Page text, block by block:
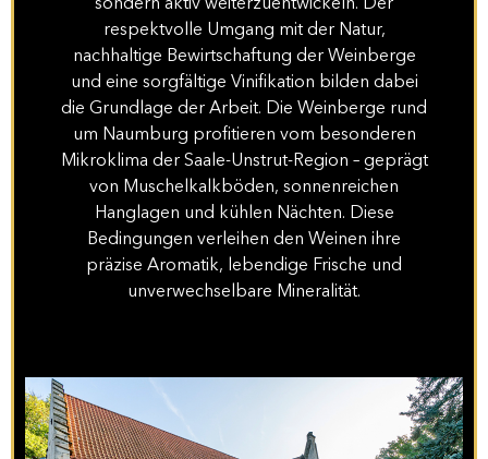
sondern aktiv weiterzuentwickeln. Der
respektvolle Umgang mit der Natur,
nachhaltige Bewirtschaftung der Weinberge
und eine sorgfältige Vinifikation bilden dabei
die Grundlage der Arbeit. Die Weinberge rund
um Naumburg profitieren vom besonderen
Mikroklima der Saale-Unstrut-Region – geprägt
von Muschelkalkböden, sonnenreichen
Hanglagen und kühlen Nächten. Diese
Bedingungen verleihen den Weinen ihre
präzise Aromatik, lebendige Frische und
unverwechselbare Mineralität.